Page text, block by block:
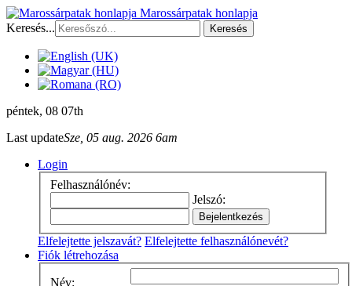
Marossárpatak honlapja
Keresés...
Keresés
péntek, 08 07th
Last updateSze, 05 aug. 2026 6am
Login
Felhasználónév:
Jelszó:
Elfelejtette jelszavát? Elfelejtette felhasználónevét?
Fiók létrehozása
Név: